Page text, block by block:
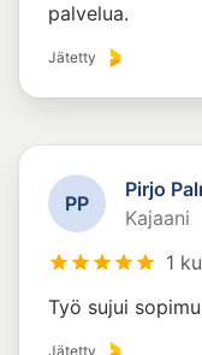
palvelua.
Jätetty
PP
Pirjo
Kajaani
1
Työ sujui
Jätetty